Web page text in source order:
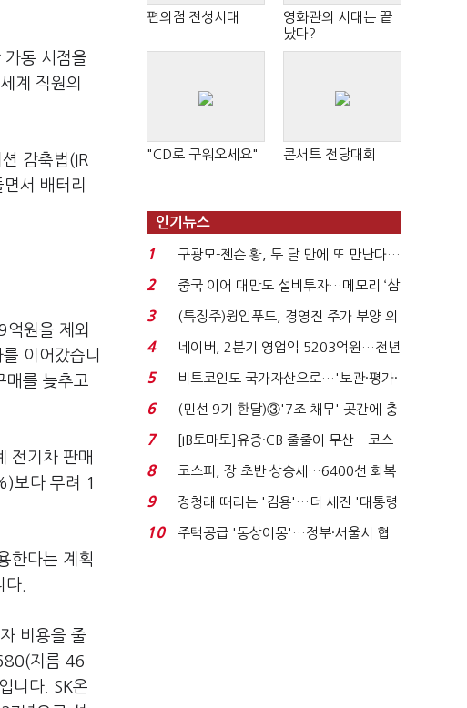
동 시점을
계 직원의
감축법(IR
서 배터리
원을 제외
이어갔습니
매를 늦추고
전기차 판매
보다 무려 1
한다는 계획
.
비용을 줄
지름 46
니다. SK온
편의점 전성시대
영화관의 시대는 끝
났다?
"CD로 구워오세요" 콘서트 전당대회
인기뉴스
1
구광모-젠슨 황, 두 달 만에 또 만난다…
로봇·AI 등 논...
2
중국 이어 대만도 설비투자…메모리 ‘삼
국전쟁’
3
(특징주)윙입푸드, 경영진 주가 부양 의
지에 상한가...
4
네이버, 2분기 영업익 5203억원…전년
비 0.2% 감소...
5
비트코인도 국가자산으로…'보관·평가·
처분' 기준은 ...
6
(민선 9기 한달)③'7조 채무' 곳간에 충
격…추미애, 20년...
7
[IB토마토]유증·CB 줄줄이 무산…코스
닥 벌점 급증에 ...
8
코스피, 장 초반 상승세…6400선 회복
시도
9
정청래 때리는 '김용'…더 세진 '대통령
최측근' 입...
10
주택공급 '동상이몽'…정부·서울시 협